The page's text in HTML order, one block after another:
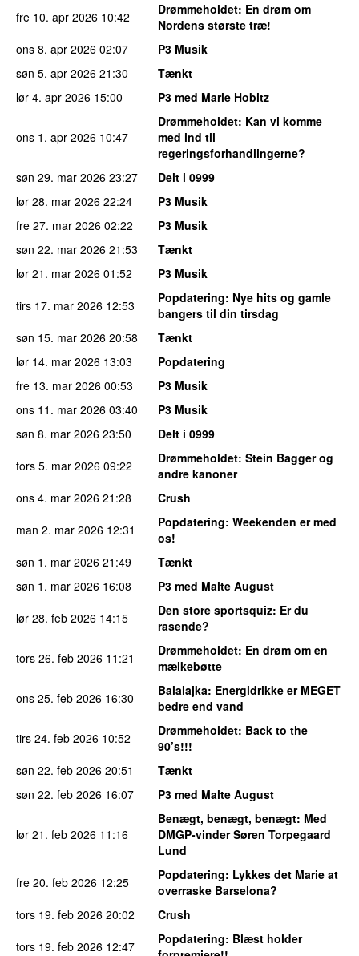
fre 10. apr 2026 10:42 Drømmeholdet: En drøm om
Nordens største træ!
ons 8. apr 2026 02:07
P3 Musik
søn 5. apr 2026 21:30
Tænkt
lør 4. apr 2026 15:00 P3 med Marie Hobitz
ons 1. apr 2026 10:47
Drømmeholdet: Kan vi komme
med ind til
regeringsforhandlingerne?
søn 29. mar 2026 23:27
Delt i 0999
lør 28. mar 2026 22:24
P3 Musik
fre 27. mar 2026 02:22
P3 Musik
søn 22. mar 2026 21:53
Tænkt
lør 21. mar 2026 01:52
P3 Musik
tirs 17. mar 2026 12:53 Popdatering: Nye hits og gamle
bangers til din tirsdag
søn 15. mar 2026 20:58
Tænkt
lør 14. mar 2026 13:03
Popdatering
fre 13. mar 2026 00:53
P3 Musik
ons 11. mar 2026 03:40
P3 Musik
søn 8. mar 2026 23:50
Delt i 0999
tors 5. mar 2026 09:22 Drømmeholdet: Stein Bagger og
andre kanoner
ons 4. mar 2026 21:28
Crush
man 2. mar 2026 12:31 Popdatering: Weekenden er med
os!
søn 1. mar 2026 21:49
Tænkt
søn 1. mar 2026 16:08
P3 med Malte August
lør 28. feb 2026 14:15 Den store sportsquiz: Er du
rasende?
tors 26. feb 2026 11:21 Drømmeholdet: En drøm om en
mælkebøtte
ons 25. feb 2026 16:30 Balalajka: Energidrikke er MEGET
bedre end vand
tirs 24. feb 2026 10:52 Drømmeholdet: Back to the
90’s!!!
søn 22. feb 2026 20:51
Tænkt
søn 22. feb 2026 16:07 P3 med Malte August
lør 21. feb 2026 11:16
Benægt, benægt, benægt: Med
DMGP-vinder Søren Torpegaard
Lund
fre 20. feb 2026 12:25 Popdatering: Lykkes det Marie at
overraske Barselona?
tors 19. feb 2026 20:02
Crush
tors 19. feb 2026 12:47 Popdatering: Blæst holder